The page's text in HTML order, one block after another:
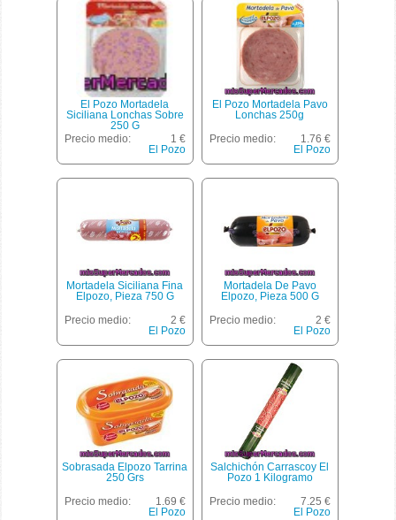
El Pozo Mortadela
Siciliana Lonchas Sobre
250 G
Precio medio:
1 €
El Pozo
El Pozo Mortadela Pavo
Lonchas 250g
Precio medio:
1.76 €
El Pozo
Mortadela Siciliana Fina
Elpozo, Pieza 750 G
Precio medio:
2 €
El Pozo
Mortadela De Pavo
Elpozo, Pieza 500 G
Precio medio:
2 €
El Pozo
Sobrasada Elpozo Tarrina
250 Grs
Precio medio:
1.69 €
El Pozo
Salchichón Carrascoy El
Pozo 1 Kilogramo
Precio medio:
7.25 €
El Pozo